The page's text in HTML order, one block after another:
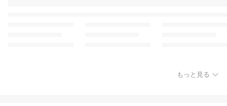
もっと見る